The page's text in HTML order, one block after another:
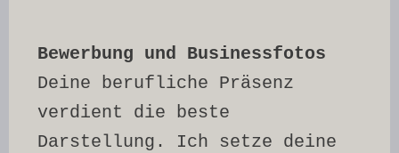
Bewerbung und Businessfotos
Deine berufliche Präsenz
verdient die beste
Darstellung. Ich setze deine